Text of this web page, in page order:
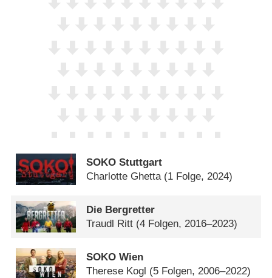
SOKO Stuttgart
Charlotte Ghetta (1 Folge, 2024)
Die Bergretter
Traudl Ritt (4 Folgen, 2016–2023)
SOKO Wien
Therese Kogl (5 Folgen, 2006–2022)